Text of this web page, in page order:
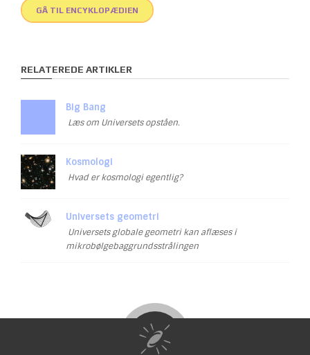
GÅ TIL ENCYKLOPÆDIEN
RELATEREDE ARTIKLER
Big Bang
Læs om Universets opståen.
Kosmologi
Hvad er kosmologi egentlig?
Universets geometri
Universets globale geometri kan aflæses i
mikrobølgebaggrundsstrålingen